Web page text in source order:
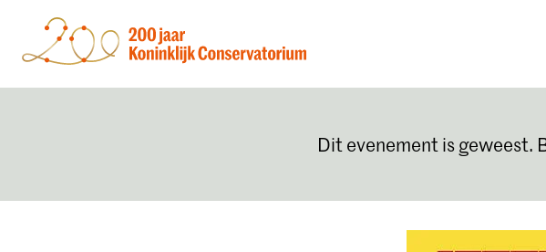
Dit evenement is geweest.